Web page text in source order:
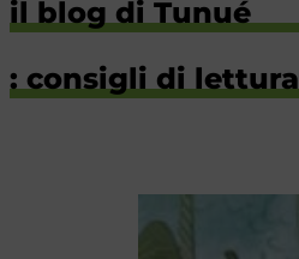
il blog di Tunué
: consigli di lettura